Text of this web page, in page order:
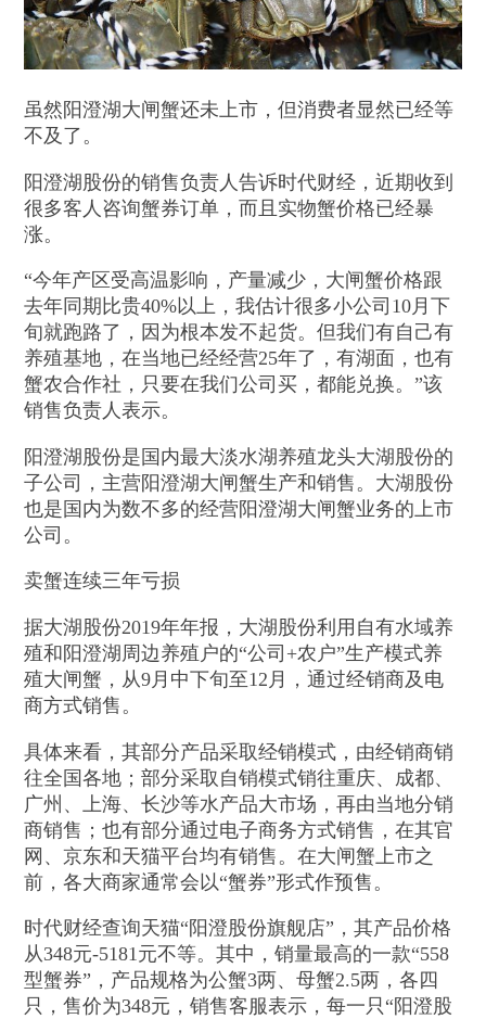
虽然阳澄湖大闸蟹还未上市，但消费者显然已经等
不及了。
阳澄湖股份的销售负责人告诉时代财经，近期收到
很多客人咨询蟹券订单，而且实物蟹价格已经暴
涨。
“今年产区受高温影响，产量减少，大闸蟹价格跟
去年同期比贵40%以上，我估计很多小公司10月下
旬就跑路了，因为根本发不起货。但我们有自己有
养殖基地，在当地已经经营25年了，有湖面，也有
蟹农合作社，只要在我们公司买，都能兑换。”该
销售负责人表示。
阳澄湖股份是国内最大淡水湖养殖龙头大湖股份的
子公司，主营阳澄湖大闸蟹生产和销售。大湖股份
也是国内为数不多的经营阳澄湖大闸蟹业务的上市
公司。
卖蟹连续三年亏损
据大湖股份2019年年报，大湖股份利用自有水域养
殖和阳澄湖周边养殖户的“公司+农户”生产模式养
殖大闸蟹，从9月中下旬至12月，通过经销商及电
商方式销售。
具体来看，其部分产品采取经销模式，由经销商销
往全国各地；部分采取自销模式销往重庆、成都、
广州、上海、长沙等水产品大市场，再由当地分销
商销售；也有部分通过电子商务方式销售，在其官
网、京东和天猫平台均有销售。在大闸蟹上市之
前，各大商家通常会以“蟹券”形式作预售。
时代财经查询天猫“阳澄股份旗舰店”，其产品价格
从348元-5181元不等。其中，销量最高的一款“558
型蟹券”，产品规格为公蟹3两、母蟹2.5两，各四
只，售价为348元，销售客服表示，每一只“阳澄股